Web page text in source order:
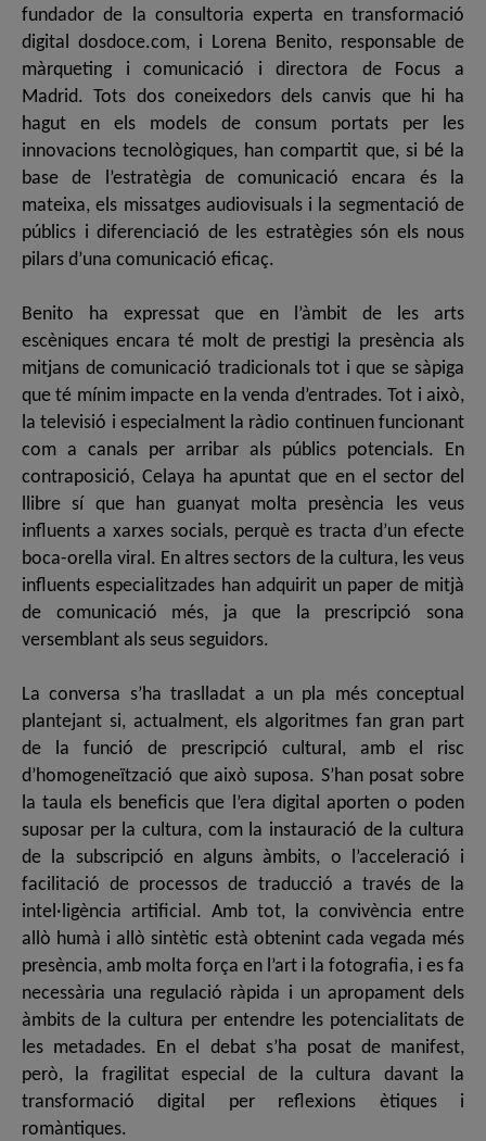
fundador de la consultoria experta en transformació
digital dosdoce.com, i Lorena Benito, responsable de
màrqueting i comunicació i directora de Focus a
Madrid. Tots dos coneixedors dels canvis que hi ha
hagut en els models de consum portats per les
innovacions tecnològiques, han compartit que, si bé la
base de l’estratègia de comunicació encara és la
mateixa, els missatges audiovisuals i la segmentació de
públics i diferenciació de les estratègies són els nous
pilars d’una comunicació eficaç.
Benito ha expressat que en l’àmbit de les arts
escèniques encara té molt de prestigi la presència als
mitjans de comunicació tradicionals tot i que se sàpiga
que té mínim impacte en la venda d’entrades. Tot i això,
la televisió i especialment la ràdio continuen funcionant
com a canals per arribar als públics potencials. En
contraposició, Celaya ha apuntat que en el sector del
llibre sí que han guanyat molta presència les veus
influents a xarxes socials, perquè es tracta d’un efecte
boca-orella viral. En altres sectors de la cultura, les veus
influents especialitzades han adquirit un paper de mitjà
de comunicació més, ja que la prescripció sona
versemblant als seus seguidors.
La conversa s’ha traslladat a un pla més conceptual
plantejant si, actualment, els algoritmes fan gran part
de la funció de prescripció cultural, amb el risc
d’homogeneïtzació que això suposa. S’han posat sobre
la taula els beneficis que l’era digital aporten o poden
suposar per la cultura, com la instauració de la cultura
de la subscripció en alguns àmbits, o l’acceleració i
facilitació de processos de traducció a través de la
intel·ligència artificial. Amb tot, la convivència entre
allò humà i allò sintètic està obtenint cada vegada més
presència, amb molta força en l’art i la fotografia, i es fa
necessària una regulació ràpida i un apropament dels
àmbits de la cultura per entendre les potencialitats de
les metadades. En el debat s’ha posat de manifest,
però, la fragilitat especial de la cultura davant la
transformació digital per reflexions ètiques i
romàntiques.